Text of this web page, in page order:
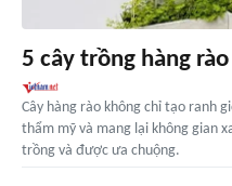
5 cây trồng hàng
Cây hàng rào không chỉ tạo ranh
thẩm mỹ và mang lại không gian
trồng và được ưa chuộng.